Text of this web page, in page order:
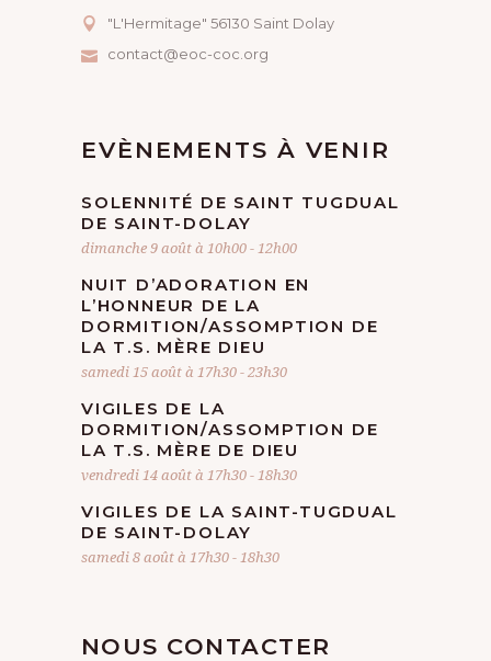
"L'Hermitage" 56130 Saint Dolay
contact@eoc-coc.org
EVÈNEMENTS À VENIR
SOLENNITÉ DE SAINT TUGDUAL
DE SAINT-DOLAY
dimanche 9 août à 10h00-12h00
NUIT D’ADORATION EN
L’HONNEUR DE LA
DORMITION/ASSOMPTION DE
LA T.S. MÈRE DIEU
samedi 15 août à 17h30-23h30
VIGILES DE LA
DORMITION/ASSOMPTION DE
LA T.S. MÈRE DE DIEU
vendredi 14 août à 17h30-18h30
VIGILES DE LA SAINT-TUGDUAL
DE SAINT-DOLAY
samedi 8 août à 17h30-18h30
NOUS CONTACTER